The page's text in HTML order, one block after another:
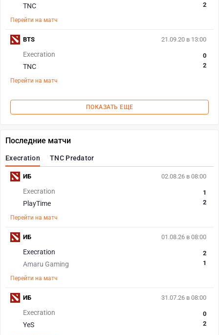
TNC
2
Перейти на матч
21.09.20 в 13:00
Execration
TNC
0
2
Перейти на матч
BTS
ПОКАЗАТЬ ЕЩЕ
Последние матчи
Execration TNC Predator
02.08.26 в 08:00
Execration
PlayTime
1
2
Перейти на матч
ИБ
01.08.26 в 08:00
Execration
Amaru Gaming
2
1
Перейти на матч
ИБ
31.07.26 в 08:00
Execration
YeS
0
2
ИБ